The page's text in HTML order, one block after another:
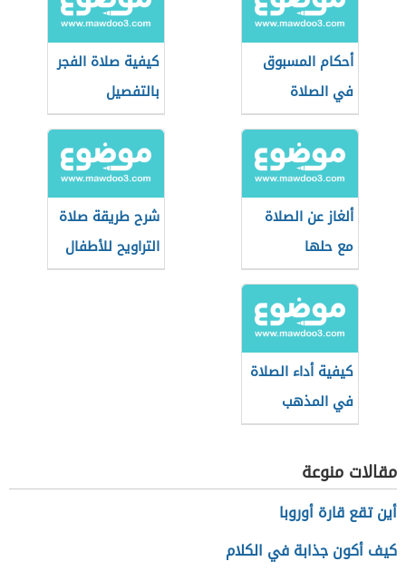
أحكام المسبوق
في الصلاة
كيفية صلاة الفجر
بالتفصيل
ألغاز عن الصلاة
مع حلها
شرح طريقة صلاة
التراويح للأطفال
كيفية أداء الصلاة
في المذهب
المالكي
مقالات منوعة
أين تقع قارة أوروبا
كيف أكون جذابة في الكلام